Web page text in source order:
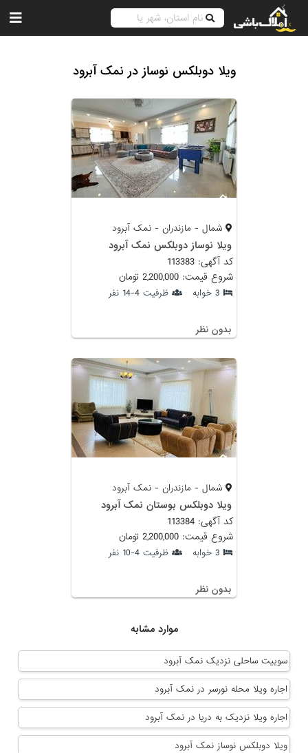
ویلا دوبلکس نوساز در نمک آبرود
شمال - مازندران - نمک آبرود
ویلا نوساز دوبلکس نمک آبرود
کد آگهی: 113383
شروع قیمت: 2,200,000 تومان
3 خوابه ظرفیت 4-14 نفر
بدون نظر
شمال - مازندران - نمک آبرود
ویلا دوبلکس بوستان نمک آبرود
کد آگهی: 113384
شروع قیمت: 2,200,000 تومان
3 خوابه ظرفیت 4-10 نفر
بدون نظر
موارد مشابه
سوییت ساحلی نزدیک نمک آبرود
اجاره ویلا محله نورسر در نمک آبرود
اجاره ویلا نزدیک به دریا در نمک آبرود
ویلا دوبلکس نوساز نمک آبرود